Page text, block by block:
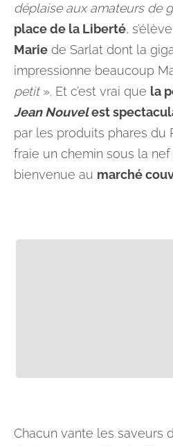
déplaise aux amateurs de
place de la Liberté, s’élève
Marie de Sarlat dont la
impressionne beaucoup
petit». Et c’est vrai que la
Jean Nouvelest
par les produits phares du
fraie un chemin sous la nef
bienvenue au marché
Chacun vante les saveurs